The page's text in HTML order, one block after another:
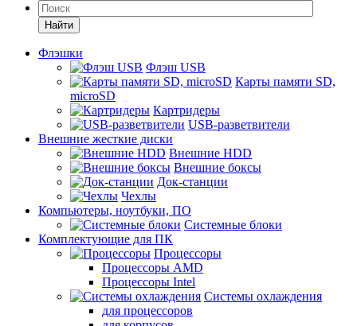
Найти
Флэшки
Флэш USB
Карты памяти SD,
microSD
Картридеры
USB-разветвители
Внешние жесткие диски
Внешние HDD
Внешние боксы
Док-станции
Чехлы
Компьютеры, ноутбуки, ПО
Системные блоки
Комплектующие для ПК
Процессоры
Процессоры AMD
Процессоры Intel
Системы охлаждения
для процессоров